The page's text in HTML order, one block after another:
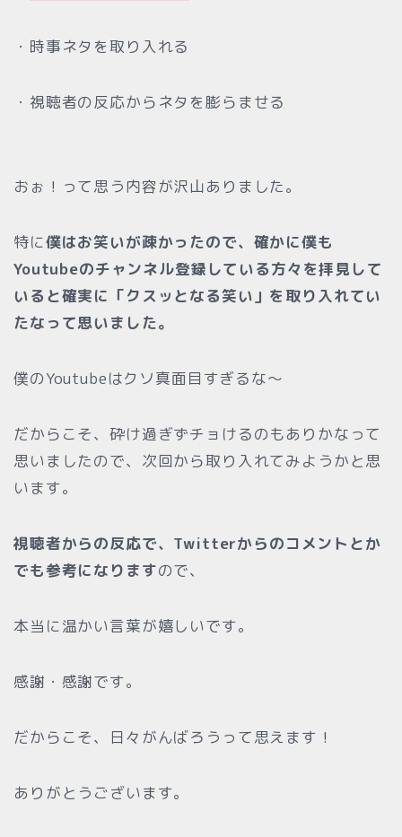
・時事ネタを取り入れる
・視聴者の反応からネタを膨らませる
おぉ！って思う内容が沢山ありました。
特に僕はお笑いが疎かったので、確かに僕も
Youtubeのチャンネル登録している方々を拝見して
いると確実に「クスッとなる笑い」を取り入れてい
たなって思いました。
僕のYoutubeはクソ真面目すぎるな〜
だからこそ、砕け過ぎずチョけるのもありかなって
思いましたので、次回から取り入れてみようかと思
います。
視聴者からの反応で、Twitterからのコメントとか
でも参考になりますので、
本当に温かい言葉が嬉しいです。
感謝・感謝です。
だからこそ、日々がんばろうって思えます！
ありがとうございます。